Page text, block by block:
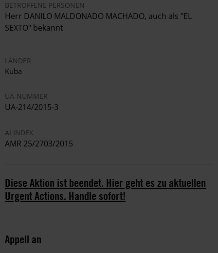
BETROFFENE PERSONEN
Herr DANILO MALDONADO MACHADO, auch als "EL
SEXTO" bekannt
LÄNDER
Kuba
UA-NUMMER
UA-214/2015-3
AI INDEX
AMR 25/2703/2015
Diese Aktion ist beendet. Hier geht es zu aktuellen
Urgent Actions. Handle sofort!
Appell an